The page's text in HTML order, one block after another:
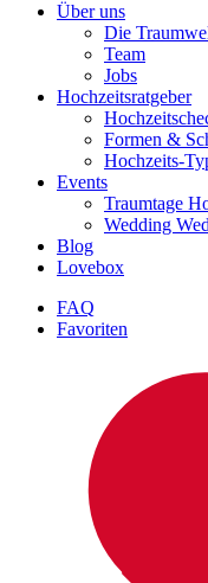
Über uns
Die
Team
Jobs
Hochzeitsratgeber
Formen &
Hochzeits-
Events
Traumtage
Wedding
Blog
Lovebox
FAQ
Favoriten